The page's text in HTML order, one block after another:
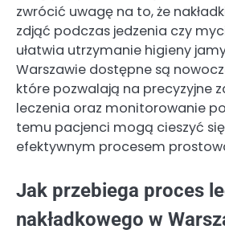
zwrócić uwagę na to, że
zdjąć podczas jedzenia czy
ułatwia utrzymanie higieny
Warszawie dostępne są
które pozwalają na precyzyjne
leczenia oraz monitorowanie
temu pacjenci mogą cieszyć
efektywnym procesem
Jak przebiega proces
nakładkowego w